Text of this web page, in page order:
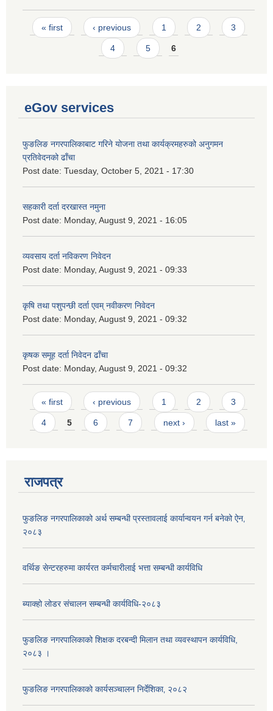
Pages
« first ‹ previous 1 2 3
4 5 6
eGov services
फुङलिङ नगरपालिकाबाट गरिने योजना तथा कार्यक्रमहरुको अनुगमन
प्रतिवेदनको ढाँचा
Post date: Tuesday, October 5, 2021 - 17:30
सहकारी दर्ता दरखास्त नमुना
Post date: Monday, August 9, 2021 - 16:05
व्यवसाय दर्ता नविकरण निवेदन
Post date: Monday, August 9, 2021 - 09:33
कृषि तथा पशुपन्छी दर्ता एवम् नवीकरण निवेदन
Post date: Monday, August 9, 2021 - 09:32
कृषक समूह दर्ता निवेदन ढाँचा
Post date: Monday, August 9, 2021 - 09:32
Pages
« first ‹ previous 1 2 3
4 5 6 7 next › last »
राजपत्र
फुङलिङ नगरपालिकाको अर्थ सम्बन्धी प्रस्तावलाई कार्यान्वयन गर्न बनेको ऐन‚
२०८३
वर्थिङ सेन्टरहरुमा कार्यरत कर्मचारीलाई भत्ता सम्बन्धी कार्यविधि
ब्याक्हो लोडर संचालन सम्बन्धी कार्यविधि-२०८३
फुङलिङ नगरपालिकाको शिक्षक दरबन्दी मिलान तथा व्यवस्थापन कार्यविधि,
२०८३ ।
फुङलिङ नगरपालिकाको कार्यसञ्चालन निर्देशिका‚ २०८२